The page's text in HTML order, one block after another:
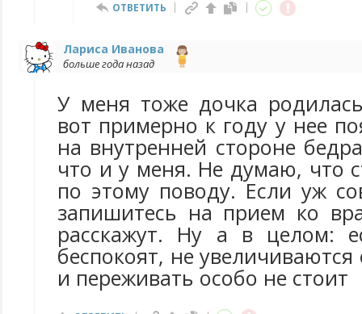
ОТВЕТИТЬ
Лариса Иванова
больше года назад
У меня тоже дочка
вот примерно к году у нее
на внутренней стороне
что и у меня. Не думаю, что
по этому поводу. Если уж
запишитесь на прием ко
расскажут. Ну а в целом:
беспокоят, не
и переживать особо не стоит